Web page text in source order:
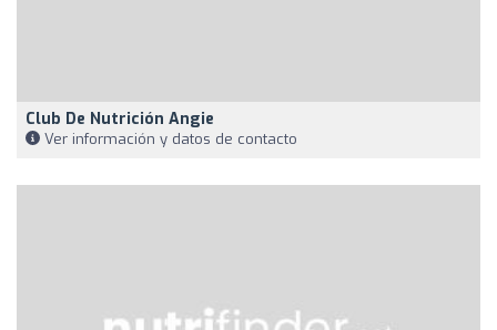
Club De Nutrición Angie
Ver información y datos de contacto